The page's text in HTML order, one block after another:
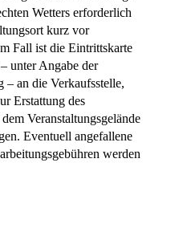
Wetters erforderlich
kurz vor
Fall ist die Eintrittskarte
unter Angabe der
an die Verkaufsstelle,
Erstattung des
Veranstaltungsgelände
Eventuell angefallene
werden